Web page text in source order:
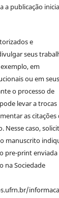
a publicação
e
seus
em
ou em seus
o processo de
levar a trocas
as citações
Nesse caso,
manuscrito
pre-print enviada
na Sociedade